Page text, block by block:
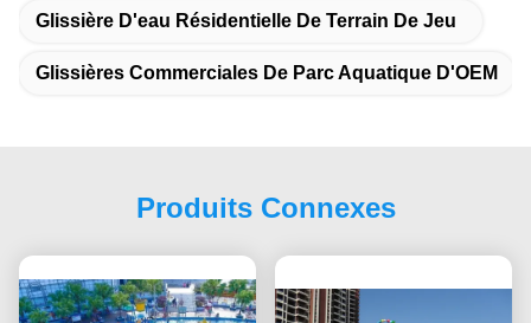
Glissière D'eau Résidentielle De Terrain De Jeu
Glissières Commerciales De Parc Aquatique D'OEM
Produits Connexes